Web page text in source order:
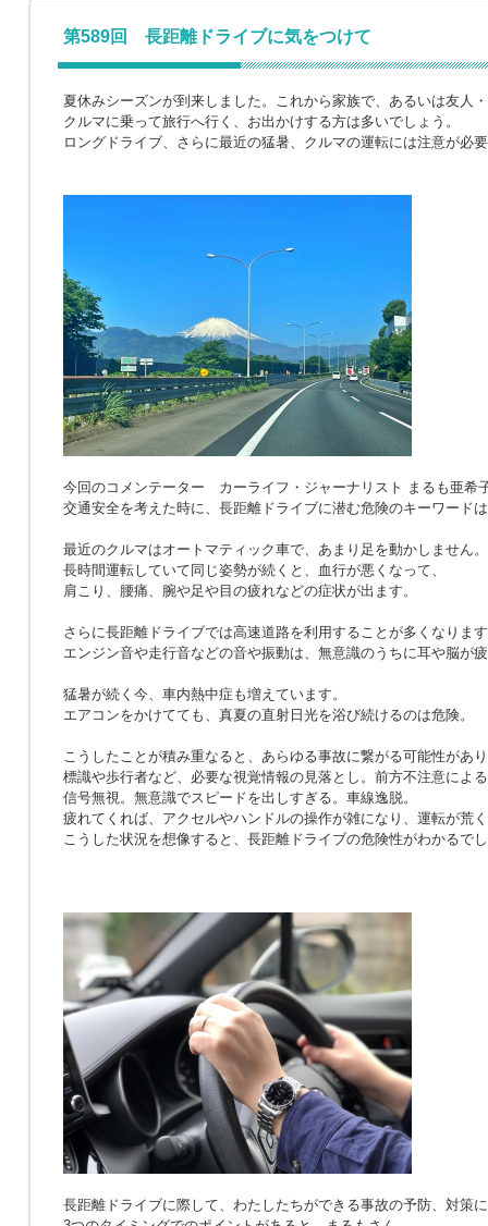
第589回 長距離ドライブに気をつけて
夏休みシーズンが到来しました。これから家族で、あるいは友人
クルマに乗って旅行へ行く、お出かけする方は多いでしょう。
ロングドライブ、さらに最近の猛暑、クルマの運転には注意が必
今回のコメンテーター カーライフ・ジャーナリスト まるも亜希
交通安全を考えた時に、長距離ドライブに潜む危険のキーワード
最近のクルマはオートマティック車で、あまり足を動かしません。
長時間運転していて同じ姿勢が続くと、血行が悪くなって、
肩こり、腰痛、腕や足や目の疲れなどの症状が出ます。
さらに長距離ドライブでは高速道路を利用することが多くなりま
エンジン音や走行音などの音や振動は、無意識のうちに耳や脳が
猛暑が続く今、車内熱中症も増えています。
エアコンをかけてても、真夏の直射日光を浴び続けるのは危険。
こうしたことが積み重なると、あらゆる事故に繋がる可能性があ
標識や歩行者など、必要な視覚情報の見落とし。前方不注意によ
信号無視。無意識でスピードを出しすぎる。車線逸脱。
疲れてくれば、アクセルやハンドルの操作が雑になり、運転が荒
こうした状況を想像すると、長距離ドライブの危険性がわかるで
長距離ドライブに際して、わたしたちができる事故の予防、対策